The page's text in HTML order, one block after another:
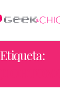
Etiqueta: